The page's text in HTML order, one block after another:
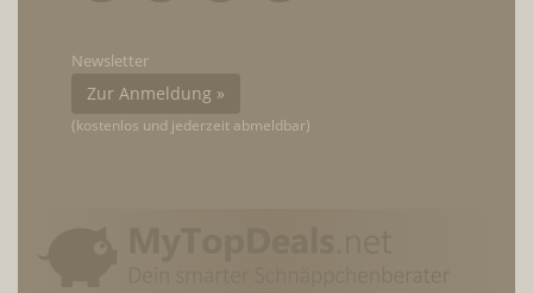
Newsletter
Zur Anmeldung »
(kostenlos und jederzeit abmeldbar)